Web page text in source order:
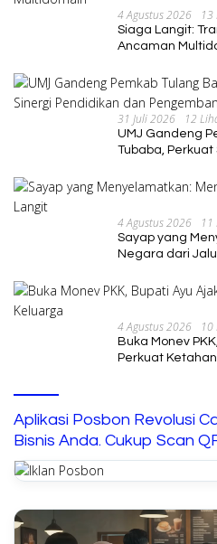
4 Agustus 2026 13
Siaga Langit:
Ancaman
31 Juli 2026 12
UMJ Gandeng
Tubaba,
4 Agustus 2026 11
Sayap yang
Negara dari
4 Agustus 2026 10
Buka Monev
Perkuat
Aplikasi Posbon Revolusi
Bisnis Anda. Cukup Scan